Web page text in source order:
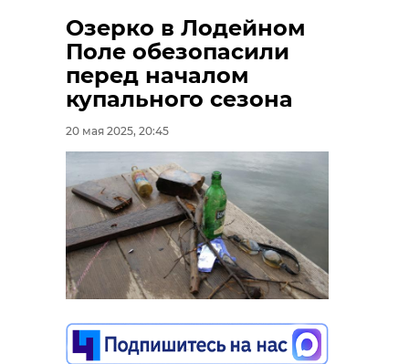
Озерко в Лодейном
Поле обезопасили
перед началом
купального сезона
20 мая 2025, 20:45